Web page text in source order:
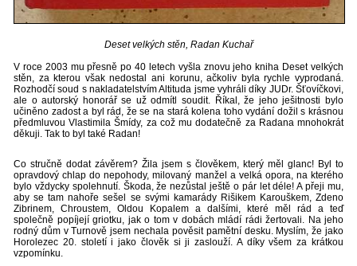
Deset velkých stěn, Radan Kuchař
V roce 2003 mu přesně po 40 letech vyšla znovu jeho kniha Deset velkých
stěn, za kterou však nedostal ani korunu, ačkoliv byla rychle vyprodaná.
Rozhodčí soud s nakladatelstvím Altituda jsme vyhráli díky JUDr. Šťovíčkovi,
ale o autorský honorář se už odmítl soudit. Říkal, že jeho ješitnosti bylo
učiněno zadost a byl rád, že se na stará kolena toho vydání dožil s krásnou
předmluvou Vlastimila Šmídy, za což mu dodatečně za Radana mnohokrát
děkuji. Tak to byl také Radan!
Co stručně dodat závěrem? Žila jsem s člověkem, který měl glanc! Byl to
opravdový chlap do nepohody, milovaný manžel a velká opora, na kterého
bylo vždycky spolehnutí. Škoda, že nezůstal ještě o pár let déle! A přeji mu,
aby se tam nahoře sešel se svými kamarády Rišikem Karouškem, Zdeno
Zibrinem, Chroustem, Oldou Kopalem a dalšími, které měl rád a teď
společně popíjejí griotku, jak o tom v dobách mládí rádi žertovali. Na jeho
rodný dům v Turnově jsem nechala pověsit pamětní desku. Myslím, že jako
Horolezec 20. století i jako člověk si ji zaslouží. A díky všem za krátkou
vzpomínku.